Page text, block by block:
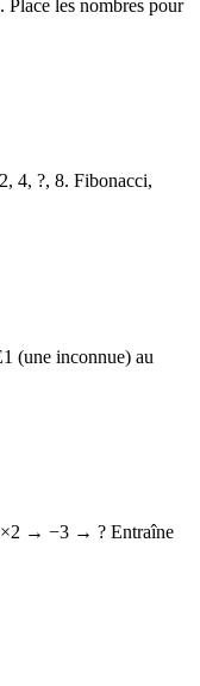
Place les nombres pour
4, ?, 8. Fibonacci,
(une inconnue) au
×2 → −3 → ? Entraîne